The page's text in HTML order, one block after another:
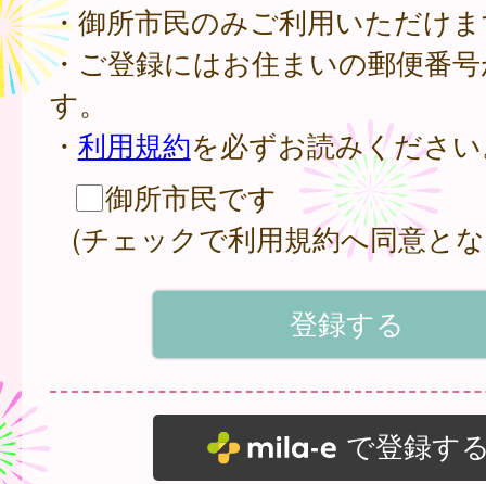
・御所市民のみご利用いただけ
・ご登録にはお住まいの郵便番
す。
・ 利用規約を必ずお読みくださ
御所市民です
(チェックで利用規約へ同意と
で登録す